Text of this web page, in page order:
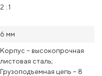
2 : 1
6 мм
Корпус – высокопрочная
листовая сталь;
Грузоподъемная цепь – 8